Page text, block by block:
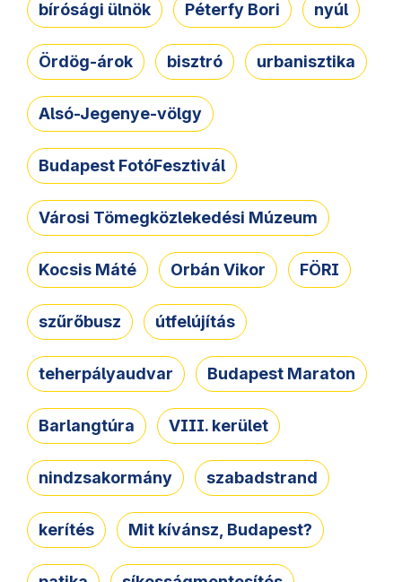
bírósági ülnök Péterfy Bori nyúl
Ördög-árok bisztró urbanisztika
Alsó-Jegenye-völgy
Budapest FotóFesztivál
Városi Tömegközlekedési Múzeum
Kocsis Máté Orbán Vikor FÖRI
szűrőbusz útfelújítás
teherpályaudvar Budapest Maraton
Barlangtúra VIII. kerület
nindzsakormány szabadstrand
kerítés Mit kívánsz, Budapest?